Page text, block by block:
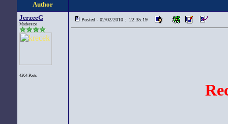
Author
JerzeeG
Moderator
4364 Posts
Posted - 02/02/2010 : 22:35:19